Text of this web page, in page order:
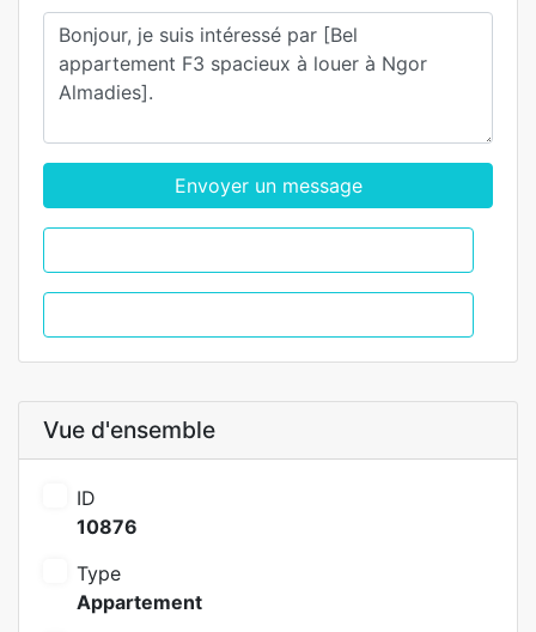
Envoyer un message
Vue d'ensemble
ID
10876
Type
Appartement